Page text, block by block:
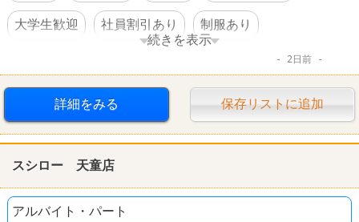
大学生歓迎 社員割引あり 制服あり
ファーストフード
ケンタッキーフライドチキン
続きを表示
2日前
詳細をみる 保存リストに追加
スシロー 天童店
アルバイト・パート